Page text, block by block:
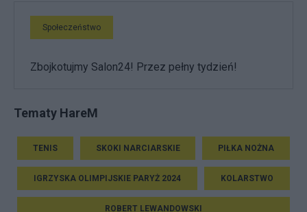
Społeczeństwo
Zbojkotujmy Salon24! Przez pełny tydzień!
Tematy HareM
TENIS SKOKI NARCIARSKIE PIŁKA NOŻNA
IGRZYSKA OLIMPIJSKIE PARYŻ 2024 KOLARSTWO
ROBERT LEWANDOWSKI